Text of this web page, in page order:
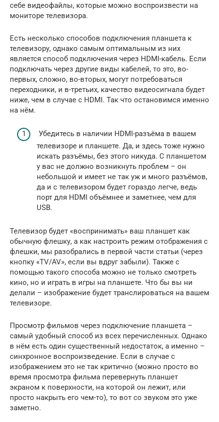
себе видеофайлы, которые можно воспроизвести на
мониторе телевизора.
Есть несколько способов подключения планшета к
телевизору, однако самым оптимальным из них
является способ подключения через HDMI-кабель. Если
подключать через другие виды кабелей, то это, во-
первых, сложно, во-вторых, могут потребоваться
переходники, и в-третьих, качество видеосигнала будет
ниже, чем в случае с HDMI. Так что остановимся именно
на нём.
Убедитесь в наличии HDMI-разъёма в вашем
телевизоре и планшете. Да, и здесь тоже нужно
искать разъёмы, без этого никуда. С планшетом
у вас не должно возникнуть проблем – он
небольшой и имеет не так уж и много разъёмов,
да и с телевизором будет гораздо легче, ведь
порт для HDMI объёмнее и заметнее, чем для
USB.
Телевизор будет «воспринимать» ваш планшет как
обычную флешку, а как настроить режим отображения с
флешки, мы разобрались в первой части статьи (через
кнопку «TV/AV», если вы вдруг забыли). Также с
помощью такого способа можно не только смотреть
кино, но и играть в игры на планшете. Что бы вы ни
делали – изображение будет транслироваться на вашем
телевизоре.
Просмотр фильмов через подключение планшета –
самый удобный способ из всех перечисленных. Однако
в нём есть один существенный недостаток, а именно –
синхронное воспроизведение. Если в случае с
изображением это не так критично (можно просто во
время просмотра фильма перевернуть планшет
экраном к поверхности, на которой он лежит, или
просто накрыть его чем-то), то вот со звуком это уже
заметно.